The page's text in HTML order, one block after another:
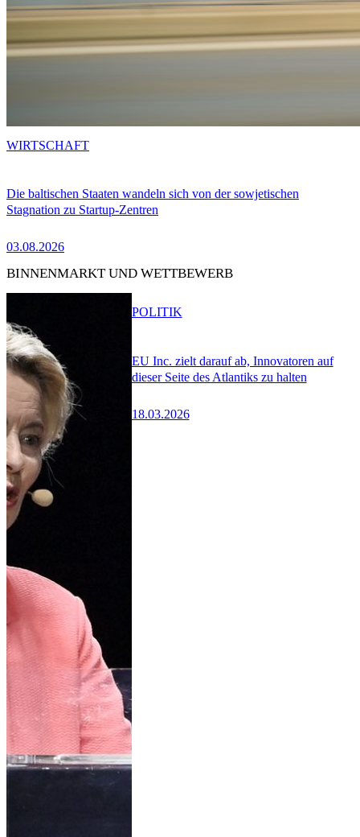
Die baltischen Staaten wandeln sich von der sowjetischen
Stagnation zu Startup-Zentren
03.08.2026
WIRTSCHAFT
BINNENMARKT UND WETTBEWERB
EU Inc. zielt darauf ab, Innovatoren auf
dieser Seite des Atlantiks zu halten
18.03.2026
POLITIK